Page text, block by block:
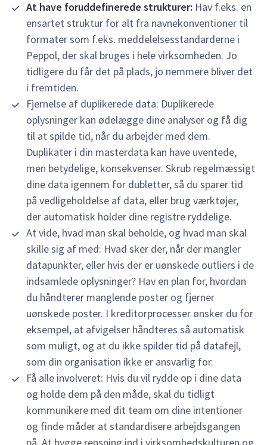
At have foruddefinerede strukturer: Hav f.eks. en
ensartet struktur for alt fra navnekonventioner til
formater som f.eks. meddelelsesstandarderne i
Peppol, der skal bruges i hele virksomheden. Jo
tidligere du får det på plads, jo nemmere bliver det
i fremtiden.
Fjernelse af duplikerede data: Duplikerede
oplysninger kan ødelægge dine analyser og få dig
til at spilde tid, når du arbejder med dem.
Duplikater i din masterdata kan have uventede,
men betydelige, konsekvenser. Skrub regelmæssigt
dine data igennem for dubletter, så du sparer tid
på vedligeholdelse af data, eller brug værktøjer,
der automatisk holder dine registre ryddelige.
At vide, hvad man skal beholde, og hvad man skal
skille sig af med: Hvad sker der, når der mangler
datapunkter, eller hvis der er uønskede outliers i de
indsamlede oplysninger? Hav en plan for, hvordan
du håndterer manglende poster og fjerner
uønskede poster. I kreditorprocesser ønsker du for
eksempel, at afvigelser håndteres så automatisk
som muligt, og at du ikke spilder tid på datafejl,
som din organisation ikke er ansvarlig for.
Få alle involveret: Hvis du vil rydde op i dine data
og holde dem på den måde, skal du tidligt
kommunikere med dit team om dine intentioner
og finde måder at standardisere arbejdsgangen